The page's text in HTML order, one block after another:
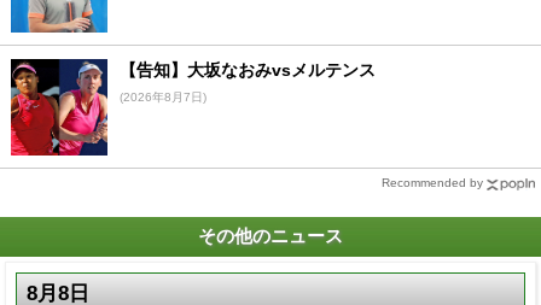
【告知】大坂なおみvsメルテンス
(2026年8月7日)
Recommended by
その他のニュース
8月8日